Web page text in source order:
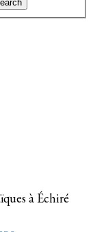
à Échiré